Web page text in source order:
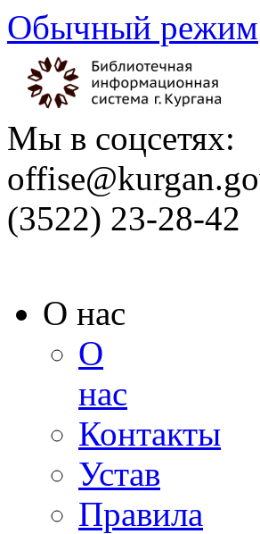
Обычный режим
Мы в соцсетях:
(3522) 23-28-42
О нас
О
нас
Контакты
Устав
Правила